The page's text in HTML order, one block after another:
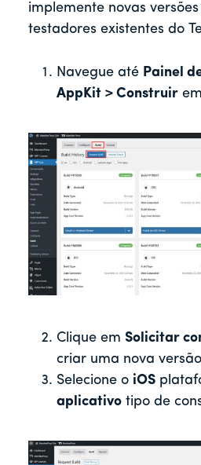
implemente novas
testadores existentes do
Navegue até Painel
AppKit > Construir
Clique em Solicitar
criar uma nova
Selecione o iOS
aplicativo tipo de